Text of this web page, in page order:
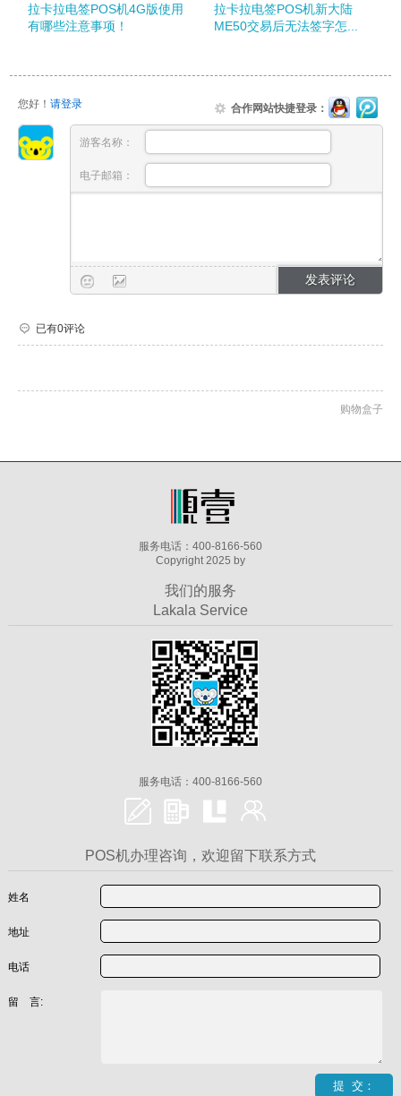
拉卡拉电签POS机4G版使用
有哪些注意事项！
拉卡拉电签POS机新大陆
ME50交易后无法签字怎...
您好！ 请登录 合作网站快捷登录：
游客名称：
电子邮箱：
已有0评论
购物盒子
服务电话：400-8166-560
Copyright 2025 by
我们的服务
Lakala Service
服务电话：400-8166-560
POS机办理咨询，欢迎留下联系方式
姓名
地址
电话
留 言: